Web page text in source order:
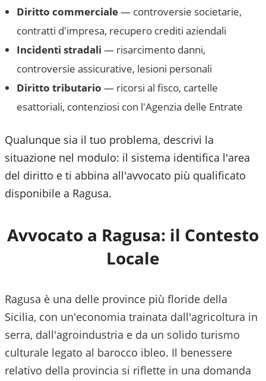
Diritto commerciale— controversie societarie,
contratti d'impresa, recupero crediti aziendali
Incidenti stradali — risarcimento danni,
controversie assicurative, lesioni personali
Diritto tributario — ricorsi al fisco, cartelle
esattoriali, contenziosi con l'Agenzia delle Entrate
Qualunque sia il tuo problema, descrivi la
situazione nel modulo: il sistema identifica l'area
del diritto e ti abbina all'avvocato più qualificato
disponibile a Ragusa.
Avvocato a Ragusa: il Contesto
Locale
Ragusa è una delle province più floride della
Sicilia, con un'economia trainata dall'agricoltura in
serra, dall'agroindustria e da un solido turismo
culturale legato al barocco ibleo. Il benessere
relativo della provincia si riflette in una domanda